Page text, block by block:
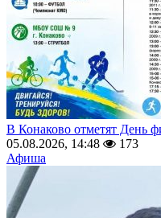
В Конаково отметят День
05.08.2026, 14:48
173
Афиша